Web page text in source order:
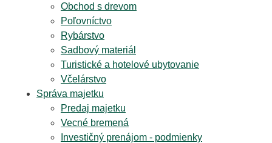
Obchod s drevom
Poľovníctvo
Rybárstvo
Sadbový materiál
Turistické a hotelové ubytovanie
Včelárstvo
Správa majetku
Predaj majetku
Vecné bremená
Investičný prenájom - podmienky